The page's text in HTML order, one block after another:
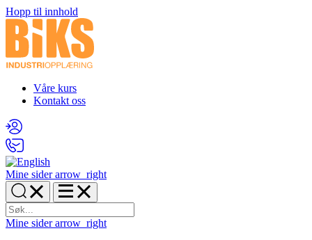
Hopp til innhold
Våre kurs
Kontakt oss
Mine sider arrow_right
Mine sider arrow_right